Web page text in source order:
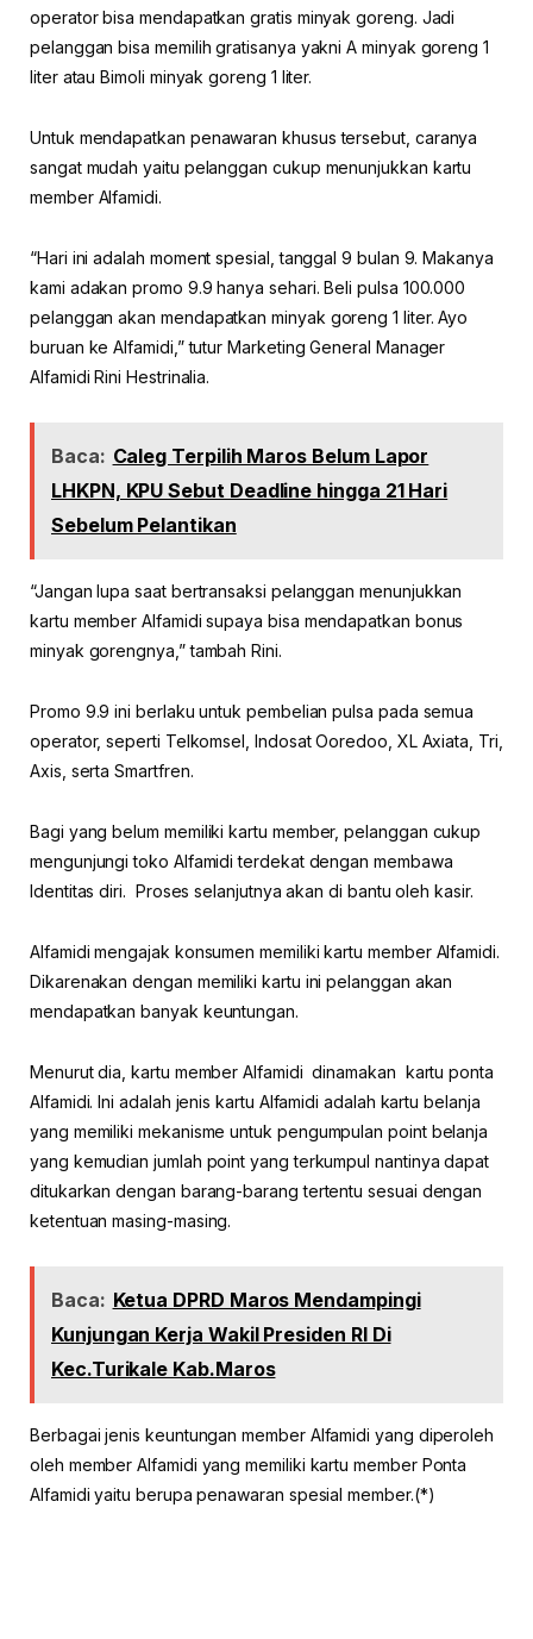
operator bisa mendapatkan gratis minyak goreng. Jadi
pelanggan bisa memilih gratisanya yakni A minyak goreng 1
liter atau Bimoli minyak goreng 1 liter.
Untuk mendapatkan penawaran khusus tersebut, caranya
sangat mudah yaitu pelanggan cukup menunjukkan kartu
member Alfamidi.
“Hari ini adalah moment spesial, tanggal 9 bulan 9. Makanya
kami adakan promo 9.9 hanya sehari. Beli pulsa 100.000
pelanggan akan mendapatkan minyak goreng 1 liter. Ayo
buruan ke Alfamidi,” tutur Marketing General Manager
Alfamidi Rini Hestrinalia.
Baca: Caleg Terpilih Maros Belum Lapor
LHKPN, KPU Sebut Deadline hingga 21 Hari
Sebelum Pelantikan
“Jangan lupa saat bertransaksi pelanggan menunjukkan
kartu member Alfamidi supaya bisa mendapatkan bonus
minyak gorengnya,” tambah Rini.
Promo 9.9 ini berlaku untuk pembelian pulsa pada semua
operator, seperti Telkomsel, Indosat Ooredoo, XL Axiata, Tri,
Axis, serta Smartfren.
Bagi yang belum memiliki kartu member, pelanggan cukup
mengunjungi toko Alfamidi terdekat dengan membawa
Identitas diri. Proses selanjutnya akan di bantu oleh kasir.
Alfamidi mengajak konsumen memiliki kartu member Alfamidi.
Dikarenakan dengan memiliki kartu ini pelanggan akan
mendapatkan banyak keuntungan.
Menurut dia, kartu member Alfamidi dinamakan kartu ponta
Alfamidi. Ini adalah jenis kartu Alfamidi adalah kartu belanja
yang memiliki mekanisme untuk pengumpulan point belanja
yang kemudian jumlah point yang terkumpul nantinya dapat
ditukarkan dengan barang-barang tertentu sesuai dengan
ketentuan masing-masing.
Baca: Ketua DPRD Maros Mendampingi
Kunjungan Kerja Wakil Presiden RI Di
Kec.Turikale Kab.Maros
Berbagai jenis keuntungan member Alfamidi yang diperoleh
oleh member Alfamidi yang memiliki kartu member Ponta
Alfamidi yaitu berupa penawaran spesial member.(*)